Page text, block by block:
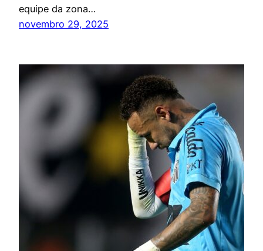
equipe da zona…
novembro 29, 2025